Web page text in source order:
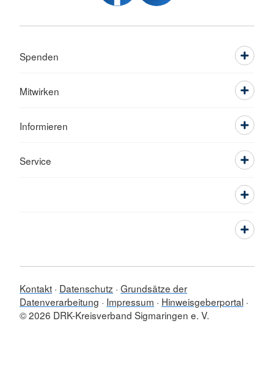
Spenden
Mitwirken
Informieren
Service
Kontakt Datenschutz Grundsätze der
Datenverarbeitung
Impressum
Hinweisgeberportal
© 2026 DRK-Kreisverband Sigmaringen e. V.